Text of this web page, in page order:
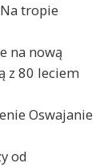
tropie
na nową
z 80 leciem
Oswajanie
od